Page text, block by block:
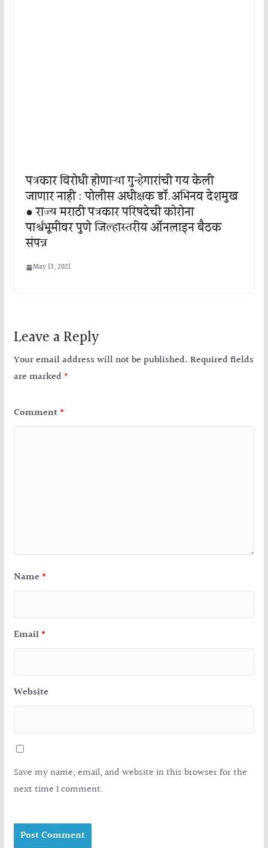
पत्रकार विरोधी होणाऱ्या गुन्हेगारांची गय केली
जाणार नाही : पोलीस अधीक्षक डॉ.अभिनव देशमुख
● राज्य मराठी पत्रकार परिषदेची कोरोना
पार्श्वभूमीवर पुणे जिल्हास्तरीय ऑनलाइन बैठक
संपन्न
May 13, 2021
Leave a Reply
Your email address will not be published. Required fields
are marked *
Comment *
Name *
Email *
Website
Save my name, email, and website in this browser for the
next time I comment.